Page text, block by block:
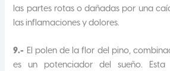
las partes rotas o dañadas por una
las inflamaciones y dolores.
9.- El polen de la flor del pino,
es un potenciador del sueño. Esta